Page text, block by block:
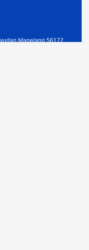
Magelang 56172